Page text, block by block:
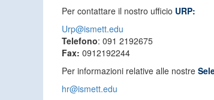
Per contattare il nostro ufficio URP:
Urp@ismett.edu
Telefono: 091 2192675
Fax: 0912192244
Per informazioni relative alle nostre S
hr@ismett.edu